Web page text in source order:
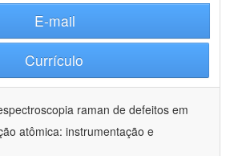
E-mail
Currículo
raman de defeitos em
atômica: instrumentação e